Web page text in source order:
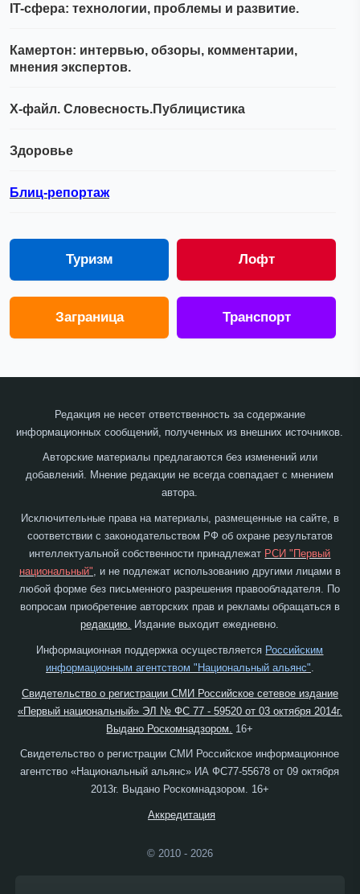
IT-сфера: технологии, проблемы и развитие.
Камертон: интервью, обзоры, комментарии,
мнения экспертов.
Х-файл. Словесность.Публицистика
Здоровье
Блиц-репортаж
Туризм Лофт
Заграница Транспорт
Редакция не несет ответственность за содержание
информационных сообщений, полученных из внешних источников.
Авторские материалы предлагаются без изменений или
добавлений. Мнение редакции не всегда совпадает с мнением
автора.
Исключительные права на материалы, размещенные на сайте, в
соответствии с законодательством РФ об охране результатов
интеллектуальной собственности принадлежат РСИ "Первый
национальный", и не подлежат использованию другими лицами в
любой форме без письменного разрешения правообладателя. По
вопросам приобретение авторских прав и рекламы обращаться в
редакцию. Издание выходит ежедневно.
Информационная поддержка осуществляется Российским
информационным агентством "Национальный альянс"
Свидетельство о регистрации СМИ Российское сетевое издание
«Первый национальный» ЭЛ № ФС 77 - 59520 от 03 октября 2014г.
Выдано Роскомнадзором.
16+
Свидетельство о регистрации СМИ Российское информационное
агентство «Национальный альянс» ИА ФС77-55678 от 09 октября
2013г. Выдано Роскомнадзором. 16+
Аккредитация
© 2010 - 2026